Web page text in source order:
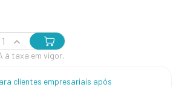
à taxa em vigor.
clientes empresariais após